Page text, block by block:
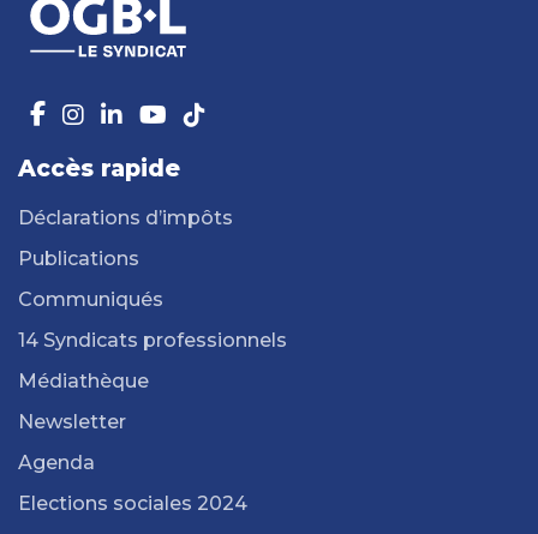
Accès rapide
Déclarations d’impôts
Publications
Communiqués
14 Syndicats professionnels
Médiathèque
Newsletter
Agenda
Elections sociales 2024